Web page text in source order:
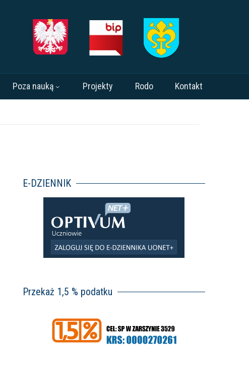
Poza nauką Projekty Rodo Kontakt
E-DZIENNIK
Przekaż 1,5 % podatku